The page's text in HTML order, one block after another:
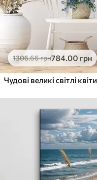
1306.66грн784.00 грн
Чудові великі світлі квіти